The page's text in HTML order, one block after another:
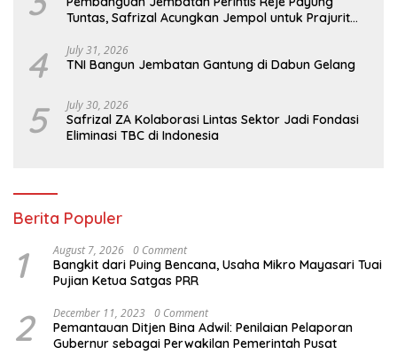
Tuntas, Safrizal Acungkan Jempol untuk Prajurit
4 July 31, 2026
TNI Bangun Jembatan Gantung di Dabun Gelang
5 July 30, 2026
Safrizal ZA Kolaborasi Lintas Sektor Jadi Fondasi
Eliminasi TBC di Indonesia
Berita Populer
1 August 7, 2026 0 Comment
Bangkit dari Puing Bencana, Usaha Mikro Mayasari Tuai
Pujian Ketua Satgas PRR
2 December 11, 2023 0 Comment
Pemantauan Ditjen Bina Adwil: Penilaian Pelaporan
Gubernur sebagai Perwakilan Pemerintah Pusat